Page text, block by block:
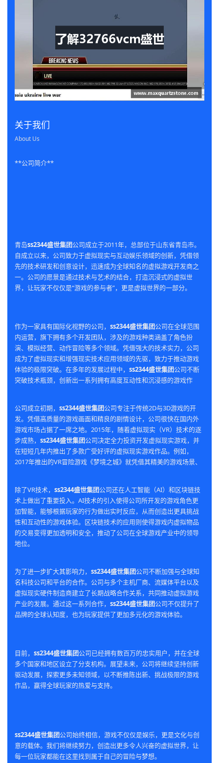
关于我们
About Us
**公司简介**
青岛ss2344盛世集团公司成立于2011年，总部位于山东省青岛市。
自成立以来，公司致力于虚拟现实与互动娱乐领域的创新，凭借领
先的技术研发和创意设计，迅速成为全球知名的虚拟游戏开发商之
一。公司的愿景是通过技术与艺术的结合，打造沉浸式的虚拟世
界，让玩家不仅仅是“游戏的参与者”，更是虚拟世界的一部分。
作为一家具有国际化视野的公司， ss2344盛世集团公司在全球范围
内运营，旗下拥有多个开发团队，涉及的游戏种类涵盖了角色扮
演、模拟经营、动作冒险等多个领域。凭借强大的技术实力，公司
成为了虚拟现实和增强现实技术应用领域的先驱，致力于推动游戏
体验的极限突破。在多年的发展过程中， ss2344盛世集团公司不断
突破技术瓶颈，创新出一系列拥有高度互动性和沉浸感的游戏作
公司成立初期， ss2344盛世集团公司专注于传统2D与3D游戏的开
发。凭借高质量的游戏画面和精良的剧情设计，公司很快在国内外
游戏市场占据了一席之地。2015年，随着虚拟现实（VR）技术的逐
步成熟， ss2344盛世集团公司决定全力投资开发虚拟现实游戏，并
在短短几年内推出了多款广受好评的虚拟现实游戏作品。例如，
2017年推出的VR冒险游戏《梦境之城》就凭借其精美的游戏场景、
除了VR技术， ss2344盛世集团公司还在人工智能（AI）和区块链技
术上做出了重要投入。AI技术的引入使得公司所开发的游戏角色更
加智能，能够根据玩家的行为做出实时反应，从而创造出更具挑战
性和互动性的游戏体验。区块链技术的应用则使得游戏内虚拟物品
的交易变得更加透明和安全，推动了公司在全球游戏产业中的领导
地位。
为了进一步扩大其影响力， ss2344盛世集团公司不断加强与全球知
名科技公司和平台的合作。公司与多个主机厂商、流媒体平台以及
虚拟现实硬件制造商建立了长期战略合作关系，共同推动虚拟游戏
产业的发展。通过这一系列合作， ss2344盛世集团公司不仅提升了
品牌的全球认知度，也为玩家提供了更加多元化的游戏体验。
目前， ss2344盛世集团公司已经拥有数百万的忠实用户，并在全球
多个国家和地区设立了分支机构。展望未来，公司将继续坚持创新
驱动发展，探索更多未知领域，以不断推陈出新、挑战极限的游戏
作品，赢得全球玩家的热爱与支持。
ss2344盛世集团公司始终相信，游戏不仅仅是娱乐，更是文化与创
意的载体。我们将继续努力，创造出更多令人兴奋的虚拟世界，让
每一位玩家都能在这里找到属于自己的冒险与梦想。